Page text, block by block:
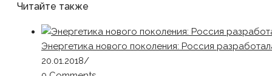
Читайте также
Энергетика нового поколения: Россия
20.01.2018/